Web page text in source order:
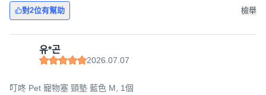
對2位有幫助 檢舉
유*곤
2026.07.07
叮咚 Pet 寵物塞 頸墊 藍色 M, 1個